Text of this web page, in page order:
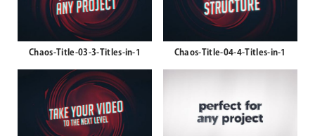
Chaos-Title-03-3-Titles-in-1 Chaos-Title-04-4-Titles-in-1